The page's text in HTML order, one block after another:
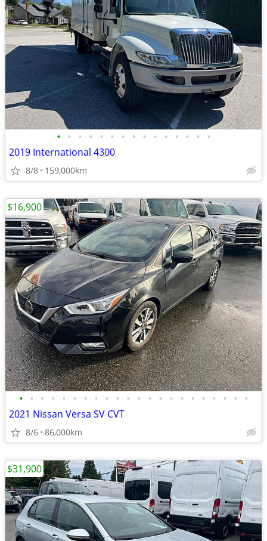
• • • • • • • • • • • • • • •
2019 International 4300
8/8 159,000km
• • • • • • • • • • • • • • • • • • • • • •
2021 Nissan Versa SV CVT
8/6 86,000km
$16,900
$31,900